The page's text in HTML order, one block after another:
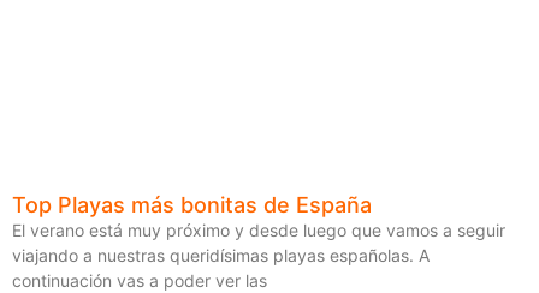
Top Playas más bonitas de España
El verano está muy próximo y desde luego que vamos a seguir
viajando a nuestras queridísimas playas españolas. A
continuación vas a poder ver las